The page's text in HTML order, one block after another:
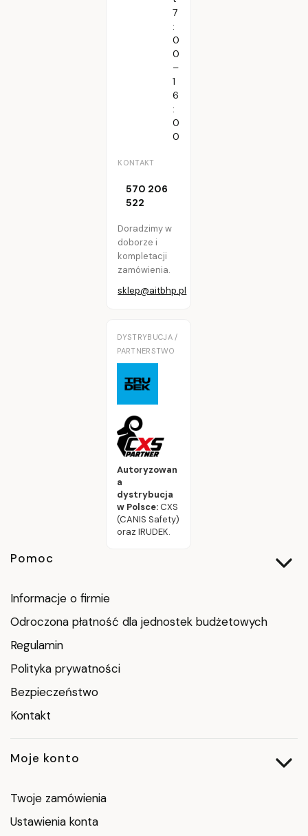
7
:
0
0
–
1
6
:
0
0
KONTAKT
570 206
522
Doradzimy w
doborze i
kompletacji
zamówienia.
sklep@aitbhp.pl
DYSTRYBUCJA /
PARTNERSTWO
Autoryzowan
a
dystrybucja
w Polsce:CXS
(CANIS Safety)
oraz IRUDEK.
Linki w stopce
Pomoc
Informacje o firmie
Odroczona płatność dla jednostek budżetowych
Regulamin
Polityka prywatności
Bezpieczeństwo
Kontakt
Moje konto
Twoje zamówienia
Ustawienia konta